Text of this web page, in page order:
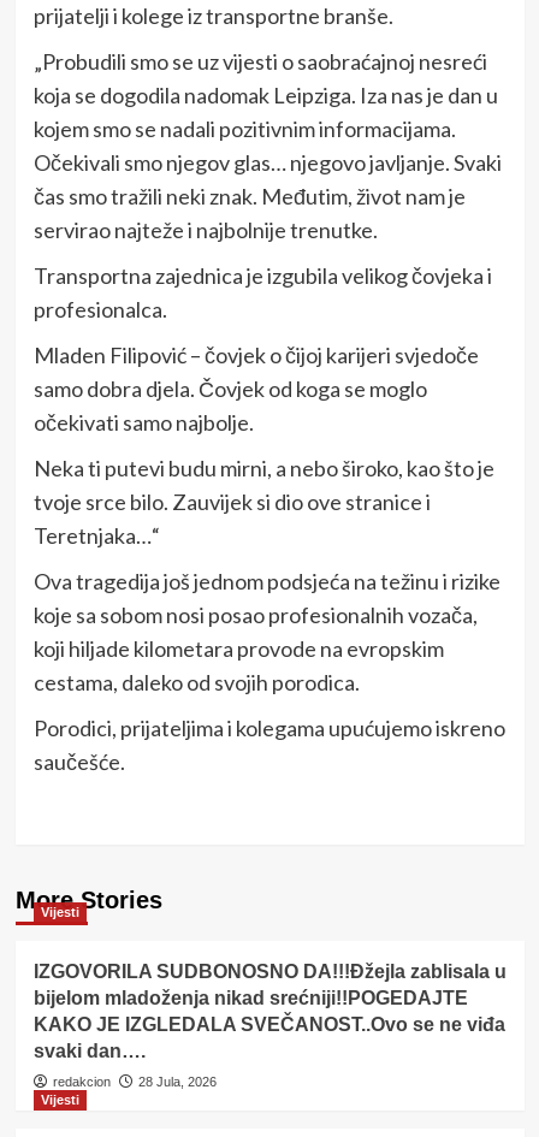
prijatelji i kolege iz transportne branše.
„Probudili smo se uz vijesti o saobraćajnoj nesreći
koja se dogodila nadomak Leipziga. Iza nas je dan u
kojem smo se nadali pozitivnim informacijama.
Očekivali smo njegov glas… njegovo javljanje. Svaki
čas smo tražili neki znak. Međutim, život nam je
servirao najteže i najbolnije trenutke.
Transportna zajednica je izgubila velikog čovjeka i
profesionalca.
Mladen Filipović – čovjek o čijoj karijeri svjedoče
samo dobra djela. Čovjek od koga se moglo
očekivati samo najbolje.
Neka ti putevi budu mirni, a nebo široko, kao što je
tvoje srce bilo. Zauvijek si dio ove stranice i
Teretnjaka…“
Ova tragedija još jednom podsjeća na težinu i rizike
koje sa sobom nosi posao profesionalnih vozača,
koji hiljade kilometara provode na evropskim
cestama, daleko od svojih porodica.
Porodici, prijateljima i kolegama upućujemo iskreno
saučešće.
More Stories
Vijesti
IZGOVORILA SUDBONOSNO DA!!!Đžejla zablisala u
bijelom mladoženja nikad srećniji!!POGEDAJTE
KAKO JE IZGLEDALA SVEČANOST..Ovo se ne viđa
svaki dan….
redakcion
28 Jula, 2026
Vijesti